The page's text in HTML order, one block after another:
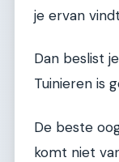
je ervan
Dan beslist
Tuinieren is
De beste
komt niet